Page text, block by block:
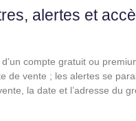
alertes et
compte gratuit ou
de vente ; les alertes se
la date et l’adresse du